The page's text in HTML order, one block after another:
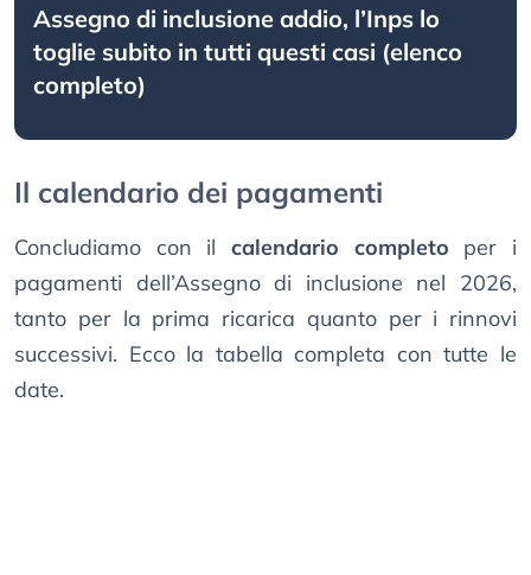
Assegno di inclusione addio, l’Inps lo
toglie subito in tutti questi casi (elenco
completo)
Il calendario dei pagamenti
Concludiamo con il calendario completo per i
pagamenti dell’Assegno di inclusione nel 2026,
tanto per la prima ricarica quanto per i rinnovi
successivi. Ecco la tabella completa con tutte le
date.